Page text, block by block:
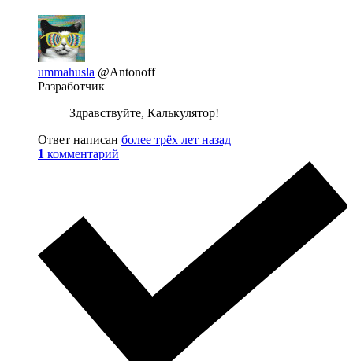
ummahusla @Antonoff
Разработчик
Здравствуйте, Калькулятор!
Ответ написан более трёх лет назад
1 комментарий